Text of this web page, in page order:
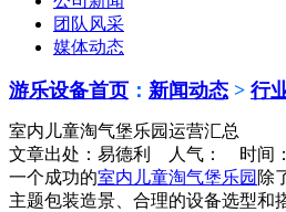
团队风采
媒体动态
游乐设备首页 ： 新闻动态 > 行
室内儿童淘气堡乐园运营汇总
文章出处：易德利 人气：
时间
一个成功的室内儿童淘气堡乐园 除
主题包装造景、合理的设备选型和